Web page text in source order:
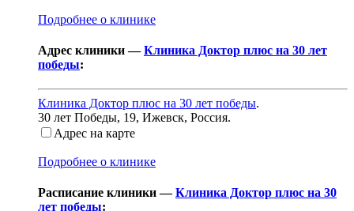
Подробнее о клинике
Адрес клиники —Клиника Доктор плюс на 30 лет
победы:
Клиника Доктор плюс на 30 лет победы.
30 лет Победы, 19, Ижевск, Россия.
Адрес на карте
Подробнее о клинике
Расписание клиники —Клиника Доктор плюс на 30
лет победы: